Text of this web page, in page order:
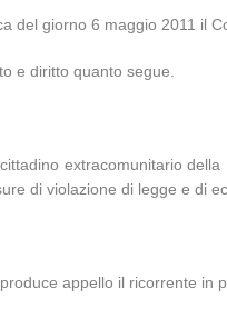
del giorno 6 maggio 2011 il
e diritto quanto segue.
extracomunitario
di violazione di legge e di
appello il ricorrente in